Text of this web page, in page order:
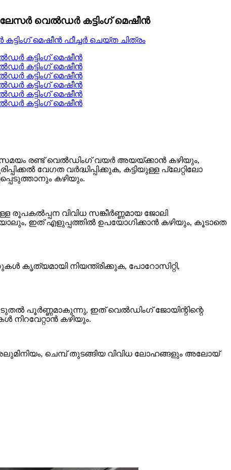
വെൽഡർ കട്ടിംഗ് മെഷീൻ
രണ്ട് വെൽഡിംഗ് വയർ അയയ്ക്കാൻ കഴിയും,
വേഗത വർദ്ധിപ്പിക്കുക, കട്ടിയുള്ള പ്ലേറ്റിലോ
കഴിയും.
രൂപകൽപ്പന വിവിധ സങ്കീർണ്ണമായ ജോലി
ഇത് എളുപ്പത്തിൽ ഉപയോഗിക്കാൻ കഴിയും, കൂടാതെ
കൃത്യമായി നിയന്ത്രിക്കുക, പോറോസിറ്റി,
പൂർണ്ണമാകുന്നു, ഇത് വെൽഡിംഗ് ജോയിന്റിന്റെ
കഴിയും.
ചെമ്പ് തുടങ്ങിയ വിവിധ ലോഹങ്ങളും അലോയ്